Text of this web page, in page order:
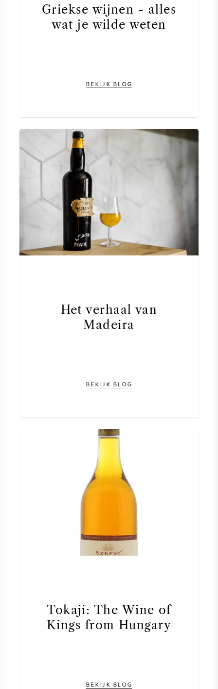
AMERIKAANSE WIJN
BORDEAUX
BOURGOGNE
TOSCANE
NAPA VALLEY
PIEMONTE
Griekse wijnen - alles
wat je wilde weten
BEKIJK BLOG
Het verhaal van
Madeira
BEKIJK BLOG
Tokaji: The Wine of
Kings from Hungary
BEKIJK BLOG